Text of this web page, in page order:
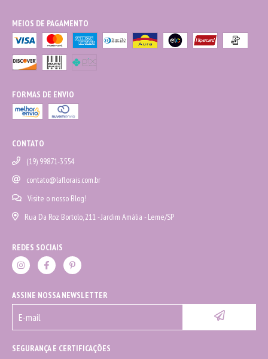
MEIOS DE PAGAMENTO
FORMAS DE ENVIO
CONTATO
(19) 99871-3554
contato@laflorais.com.br
Visite o nosso Blog!
Rua Da Roz Bortolo, 211 - Jardim Amália - Leme/SP
REDES SOCIAIS
ASSINE NOSSA NEWSLETTER
SEGURANÇA E CERTIFICAÇÕES